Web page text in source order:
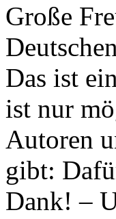
Große
Das ist
ist nur
Autoren
gibt:
Dank! –